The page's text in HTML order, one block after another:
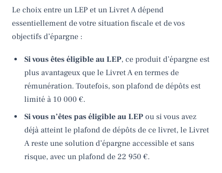
Le choix entre un LEP et un Livret A dépend
essentiellement de votre situation fiscale et de vos
objectifs d’épargne :
Si vous êtes éligible au LEP, ce produit d’épargne est
plus avantageux que le Livret A en termes de
rémunération. Toutefois, son plafond de dépôts est
limité à 10 000 €.
Si vous n’êtes pas éligible au LEPou si vous avez
déjà atteint le plafond de dépôts de ce livret, le Livret
A reste une solution d’épargne accessible et sans
risque, avec un plafond de 22 950 €.